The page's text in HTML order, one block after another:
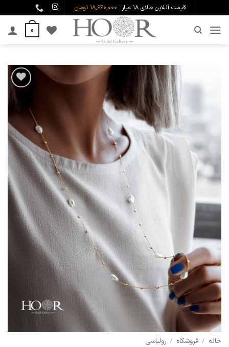
to
content
قیمت آنلاین طلای ۱۸ عیار: 18,660,000 تومان
0
افزودن
علاقه
مندی
ها
خانه / فروشگاه / رولباسی